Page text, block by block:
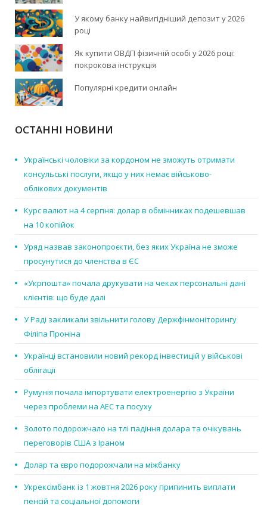
У якому банку найвигідніший депозит у 2026
році
Як купити ОВДП фізичній особі у 2026 році:
покрокова інструкція
Популярні кредити онлайн
ОСТАННІ НОВИНИ
Українські чоловіки за кордоном не зможуть отримати
консульські послуги, якщо у них немає військово-
облікових документів
Курс валют на 4 серпня: долар в обмінниках подешевшав
на 10 копійок
Уряд назвав законопроєкти, без яких Україна не зможе
просунутися до членства в ЄС
«Укрпошта» почала друкувати на чеках персональні дані
клієнтів: що буде далі
У Раді закликали звільнити голову Держфінмоніторингу
Філіпа Проніна
Українці встановили новий рекорд інвестицій у військові
облігації
Румунія почала імпортувати електроенергію з України
через проблеми на АЕС та посуху
Золото подорожчало на тлі падіння долара та очікувань
переговорів США з Іраном
Долар та євро подорожчали на міжбанку
Укрексімбанк із 1 жовтня 2026 року припинить виплати
пенсій та соціальної допомоги